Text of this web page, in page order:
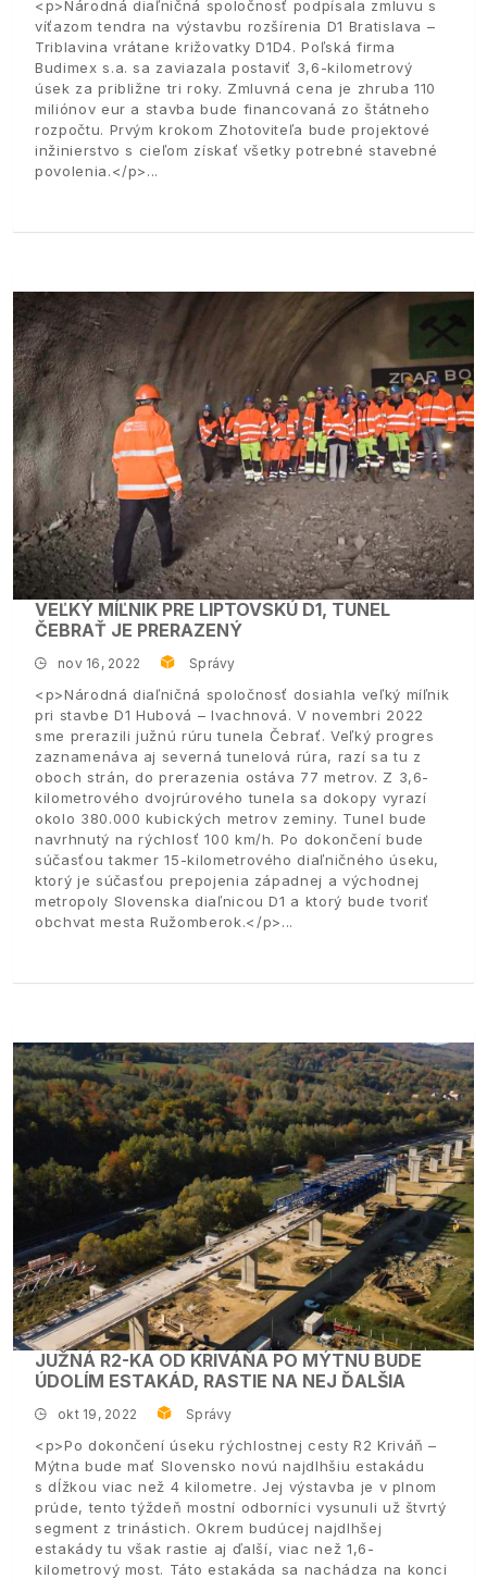
<p>Národná diaľničná spoločnosť podpísala zmluvu s
víťazom tendra na výstavbu rozšírenia D1 Bratislava –
Triblavina vrátane križovatky D1D4. Poľská firma
Budimex s.a. sa zaviazala postaviť 3,6-kilometrový
úsek za približne tri roky. Zmluvná cena je zhruba 110
miliónov eur a stavba bude financovaná zo štátneho
rozpočtu. Prvým krokom Zhotoviteľa bude projektové
inžinierstvo s cieľom získať všetky potrebné stavebné
povolenia.</p>
VEĽKÝ MÍĽNIK PRE LIPTOVSKÚ D1, TUNEL
ČEBRAŤ JE PRERAZENÝ
nov 16, 2022 Správy
<p>Národná diaľničná spoločnosť dosiahla veľký míľnik
pri stavbe D1 Hubová – Ivachnová. V novembri 2022
sme prerazili južnú rúru tunela Čebrať. Veľký progres
zaznamenáva aj severná tunelová rúra, razí sa tu z
oboch strán, do prerazenia ostáva 77 metrov. Z 3,6-
kilometrového dvojrúrového tunela sa dokopy vyrazí
okolo 380.000 kubických metrov zeminy. Tunel bude
navrhnutý na rýchlosť 100 km/h. Po dokončení bude
súčasťou takmer 15-kilometrového diaľničného úseku,
ktorý je súčasťou prepojenia západnej a východnej
metropoly Slovenska diaľnicou D1 a ktorý bude tvoriť
obchvat mesta Ružomberok.</p>
JUŽNÁ R2-KA OD KRIVÁŇA PO MÝTNU BUDE
ÚDOLÍM ESTAKÁD, RASTIE NA NEJ ĎALŠIA
okt 19, 2022 Správy
<p>Po dokončení úseku rýchlostnej cesty R2 Kriváň –
Mýtna bude mať Slovensko novú najdlhšiu estakádu
s dĺžkou viac než 4 kilometre. Jej výstavba je v plnom
prúde, tento týždeň mostní odborníci vysunuli už štvrtý
segment z trinástich. Okrem budúcej najdlhšej
estakády tu však rastie aj ďalší, viac než 1,6-
kilometrový most. Táto estakáda sa nachádza na konci